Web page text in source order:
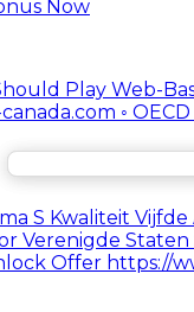
Now
Play Web-
◦
S Kwaliteit
Verenigde Staten
Offer https://